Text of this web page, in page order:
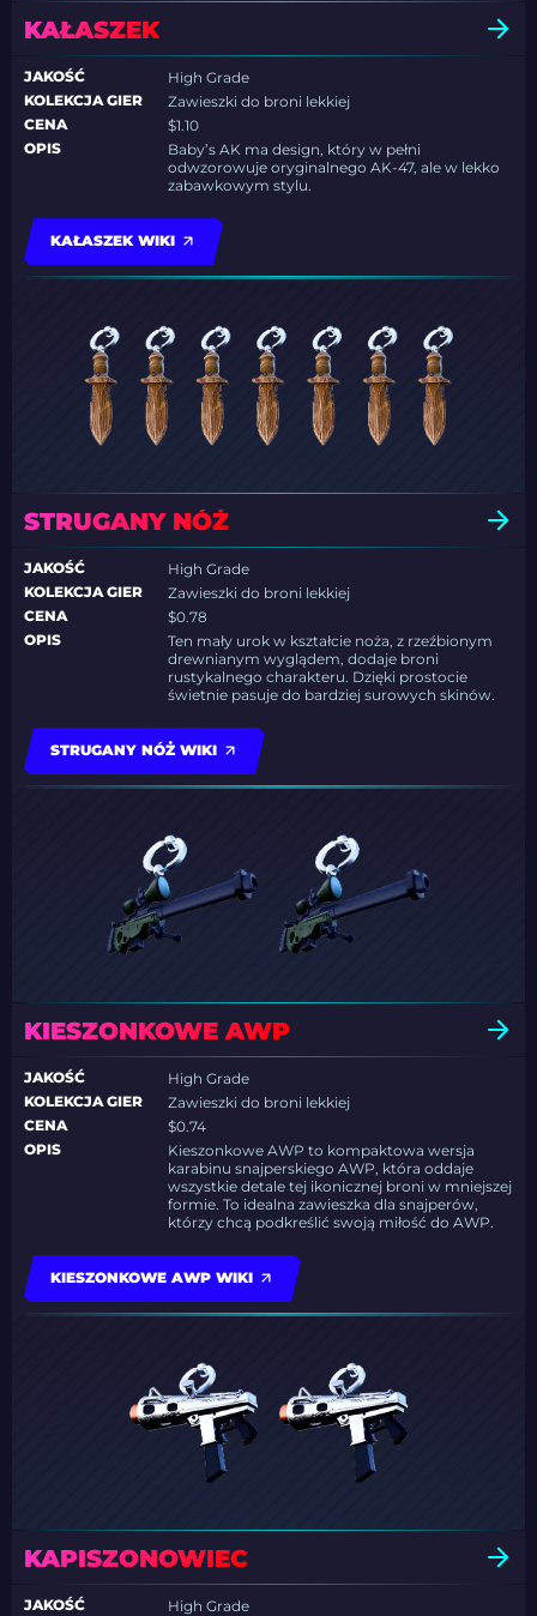
KAŁASZEK
JAKOŚĆ
High Grade
KOLEKCJA GIER
Zawieszki do broni lekkiej
CENA
$1.10
OPIS
Baby’s AK ma design, który w pełni
odwzorowuje oryginalnego AK-47, ale w lekko
zabawkowym stylu.
KAŁASZEK WIKI
STRUGANY NÓŻ
JAKOŚĆ
High Grade
KOLEKCJA GIER
Zawieszki do broni lekkiej
CENA
$0.78
OPIS
Ten mały urok w kształcie noża, z rzeźbionym
drewnianym wyglądem, dodaje broni
rustykalnego charakteru. Dzięki prostocie
świetnie pasuje do bardziej surowych skinów.
STRUGANY NÓŻ WIKI
KIESZONKOWE AWP
JAKOŚĆ
High Grade
KOLEKCJA GIER
Zawieszki do broni lekkiej
CENA
$0.74
OPIS
Kieszonkowe AWP to kompaktowa wersja
karabinu snajperskiego AWP, która oddaje
wszystkie detale tej ikonicznej broni w mniejszej
formie. To idealna zawieszka dla snajperów,
którzy chcą podkreślić swoją miłość do AWP.
KIESZONKOWE AWP WIKI
KAPISZONOWIEC
JAKOŚĆ High Grade